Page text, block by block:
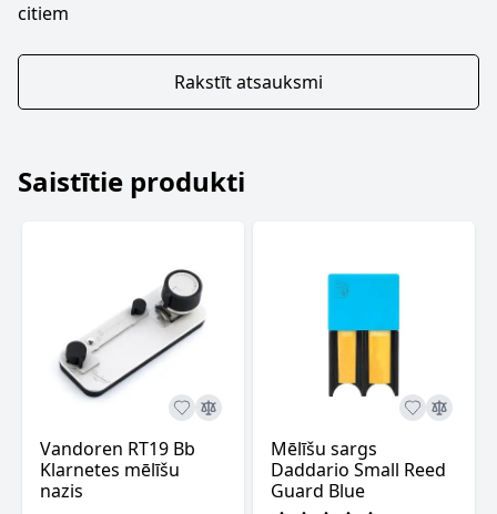
citiem
Rakstīt atsauksmi
Saistītie produkti
Vandoren RT19 Bb
Klarnetes mēlīšu
nazis
Mēlīšu sargs
Daddario Small Reed
Guard Blue